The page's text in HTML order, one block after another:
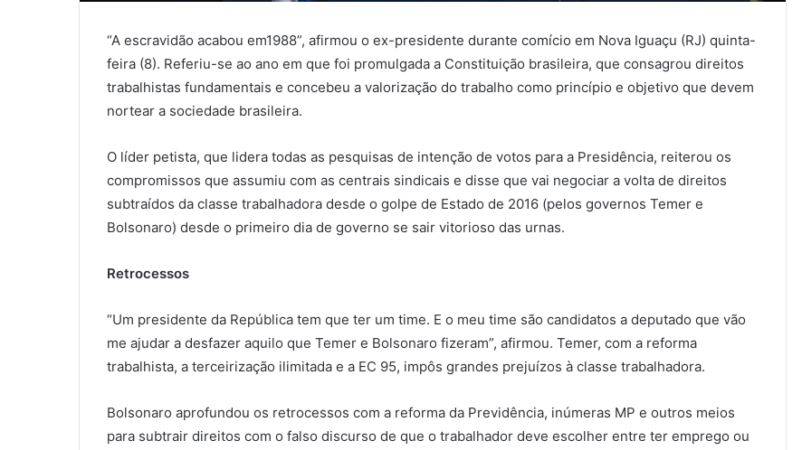
“A escravidão acabou em1988”, afirmou o ex-presidente durante comício em Nova Iguaçu (RJ) quinta-
feira (8). Referiu-se ao ano em que foi promulgada a Constituição brasileira, que consagrou direitos
trabalhistas fundamentais e concebeu a valorização do trabalho como princípio e objetivo que devem
nortear a sociedade brasileira.
O líder petista, que lidera todas as pesquisas de intenção de votos para a Presidência, reiterou os
compromissos que assumiu com as centrais sindicais e disse que vai negociar a volta de direitos
subtraídos da classe trabalhadora desde o golpe de Estado de 2016 (pelos governos Temer e
Bolsonaro) desde o primeiro dia de governo se sair vitorioso das urnas.
Retrocessos
“Um presidente da República tem que ter um time. E o meu time são candidatos a deputado que vão
me ajudar a desfazer aquilo que Temer e Bolsonaro fizeram”, afirmou. Temer, com a reforma
trabalhista, a terceirização ilimitada e a EC 95, impôs grandes prejuízos à classe trabalhadora.
Bolsonaro aprofundou os retrocessos com a reforma da Previdência, inúmeras MP e outros meios
para subtrair direitos com o falso discurso de que o trabalhador deve escolher entre ter emprego ou